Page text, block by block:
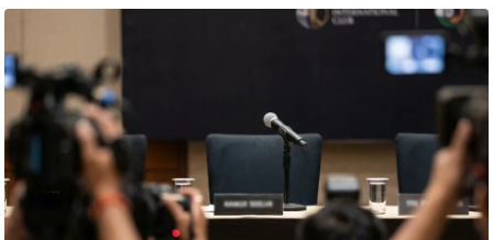
र्म
ति
ष
प्र
भु
म
हि